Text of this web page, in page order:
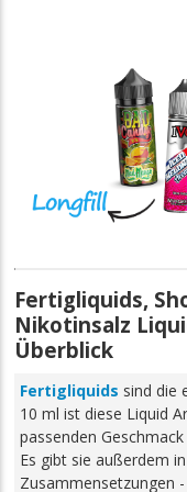
Fertigliquids,
Nikotinsalz
Überblick
Fertigliquids sind die
10 ml ist diese Liquid
passenden
Es gibt sie außerdem
Zusammensetzungen